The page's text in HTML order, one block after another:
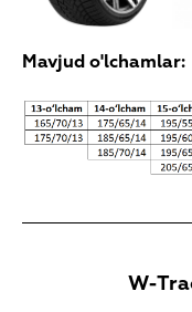
Mavjud o'lchamlar:
W-